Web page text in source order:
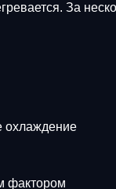
За
охлаждение
фактором